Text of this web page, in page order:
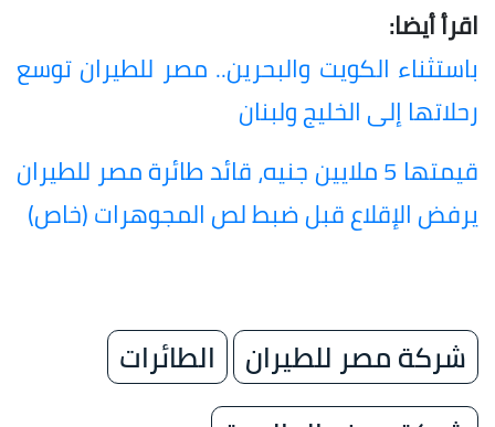
اقرأ أيضا:
باستثناء الكويت والبحرين.. مصر للطيران توسع
رحلاتها إلى الخليج ولبنان
قيمتها 5 ملايين جنيه، قائد طائرة مصر للطيران
يرفض الإقلاع قبل ضبط لص المجوهرات (خاص)
شركة مصر للطيران
الطائرات